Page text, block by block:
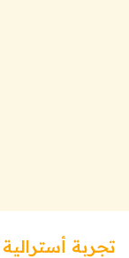
تجربة